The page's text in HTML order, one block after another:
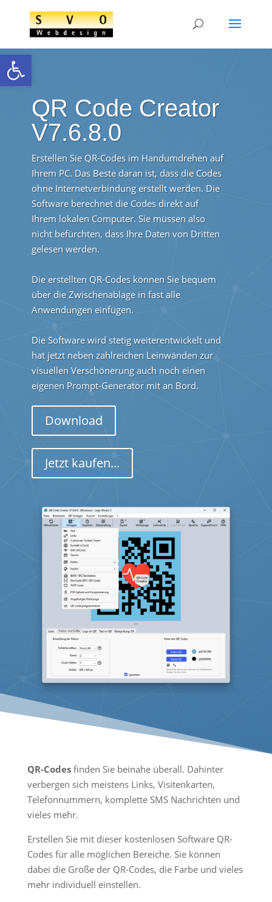
Open toolbar
QR Code Creator
V7.6.8.0
Erstellen Sie QR-Codes im Handumdrehen auf
Ihrem PC. Das Beste daran ist, dass die Codes
ohne Internetverbindung erstellt werden. Die
Software berechnet die Codes direkt auf
Ihrem lokalen Computer. Sie müssen also
nicht befürchten, dass Ihre Daten von Dritten
gelesen werden.
Die erstellten QR-Codes können Sie bequem
über die Zwischenablage in fast alle
Anwendungen einfügen.
Die Software wird stetig weiterentwickelt und
hat jetzt neben zahlreichen Leinwänden zur
visuellen Verschönerung auch noch einen
eigenen Prompt-Generator mit an Bord.
Download
Jetzt kaufen...
QR-Codesfinden Sie beinahe überall. Dahinter
verbergen sich meistens Links, Visitenkarten,
Telefonnummern, komplette SMS Nachrichten und
vieles mehr.
Erstellen Sie mit dieser kostenlosen Software QR-
Codes für alle möglichen Bereiche. Sie können
dabei die Größe der QR-Codes, die Farbe und vieles
mehr individuell einstellen.